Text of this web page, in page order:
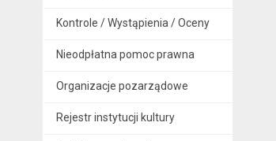
Kontrole / Wystąpienia / Oceny
Nieodpłatna pomoc prawna
Organizacje pozarządowe
Rejestr instytucji kultury